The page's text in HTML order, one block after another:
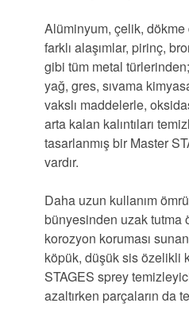
Alüminyum, çelik,
farklı alaşımlar, pirinç,
gibi tüm metal türlerinden;
yağ, gres, sıvama
vakslı maddelerle,
arta kalan kalıntıları
tasarlanmış bir Master
vardır.
Daha uzun kullanım
bünyesinden uzak tutma
korozyon koruması
köpük, düşük sis özelikli
STAGES sprey
azaltırken parçaların da